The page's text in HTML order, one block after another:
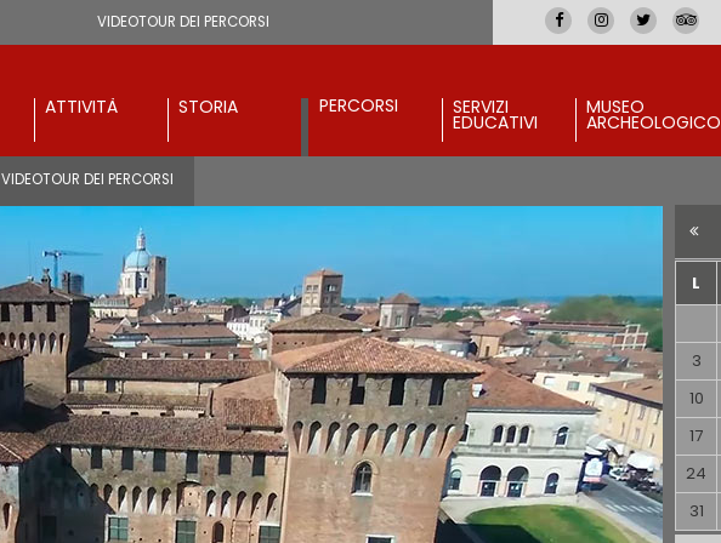
VIDEOTOUR DEI PERCORSI
ATTIVITÀ STORIA PERCORSI SERVIZI
EDUCATIVI
MUSEO
ARCHEOLOGICO
VIDEOTOUR DEI PERCORSI
L
3
10
17
24
31